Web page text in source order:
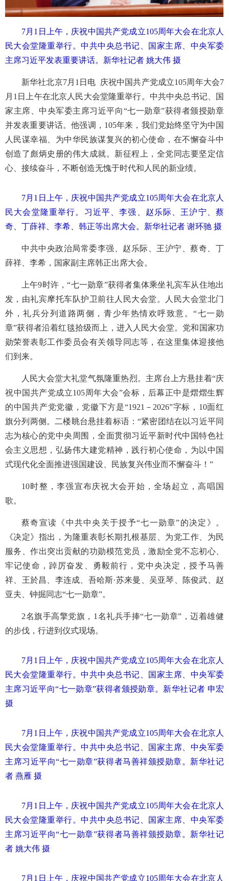
7月1日上午，庆祝中国共产党成立105周年大会在北京人
民大会堂隆重举行。中共中央总书记、国家主席、中央军委
主席习近平发表重要讲话。新华社记者 姚大伟 摄
新华社北京7月1日电 庆祝中国共产党成立105周年大会7
月1日上午在北京人民大会堂隆重举行。中共中央总书记、国
家主席、中央军委主席习近平向“七一勋章”获得者颁授勋章
并发表重要讲话。他强调，105年来，我们党始终坚守为中国
人民谋幸福、为中华民族谋复兴的初心使命，在不懈奋斗中
创造了彪炳史册的伟大成就。新征程上，全党同志要坚定信
心、接续奋斗，不断创造无愧于时代和人民的新业绩。
7月1日上午，庆祝中国共产党成立105周年大会在北京人
民大会堂隆重举行。习近平、李强、赵乐际、王沪宁、蔡
奇、丁薛祥、李希、韩正等出席大会。新华社记者 谢环驰 摄
中共中央政治局常委李强、赵乐际、王沪宁、蔡奇、丁
薛祥、李希，国家副主席韩正出席大会。
上午9时许，“七一勋章”获得者集体乘坐礼宾车从住地出
发，由礼宾摩托车队护卫前往人民大会堂。人民大会堂北门
外，礼兵分列道路两侧，青少年热情欢呼致意。“七一勋
章”获得者沿着红毯拾级而上，进入人民大会堂。党和国家功
勋荣誉表彰工作委员会有关领导同志等，在这里集体迎接他
们到来。
人民大会堂大礼堂气氛隆重热烈。主席台上方悬挂着“庆
祝中国共产党成立105周年大会”会标，后幕正中是熠熠生辉
的中国共产党党徽，党徽下方是“1921－2026”字标，10面红
旗分列两侧。二楼眺台悬挂着标语：“紧密团结在以习近平同
志为核心的党中央周围，全面贯彻习近平新时代中国特色社
会主义思想，弘扬伟大建党精神，践行初心使命，为以中国
式现代化全面推进强国建设、民族复兴伟业而不懈奋斗！”
10时整，李强宣布庆祝大会开始，全场起立，高唱国
歌。
蔡奇宣读《中共中央关于授予“七一勋章”的决定》。
《决定》指出，为隆重表彰长期扎根基层、为党工作、为民
服务、作出突出贡献的功勋模范党员，激励全党不忘初心、
牢记使命，踔厉奋发、勇毅前行，党中央决定，授予马善
祥、王於昌、李连成、吾哈斯·苏来曼、吴亚琴、陈俊武、赵
亚夫、钟掘同志“七一勋章”。
2名旗手高擎党旗，1名礼兵手捧“七一勋章”，迈着雄健
的步伐，行进到仪式现场。
7月1日上午，庆祝中国共产党成立105周年大会在北京人
民大会堂隆重举行。中共中央总书记、国家主席、中央军委
主席习近平向“七一勋章”获得者颁授勋章。新华社记者 申宏
摄
7月1日上午，庆祝中国共产党成立105周年大会在北京人
民大会堂隆重举行。中共中央总书记、国家主席、中央军委
主席习近平向“七一勋章”获得者马善祥颁授勋章。新华社记
者 燕雁 摄
7月1日上午，庆祝中国共产党成立105周年大会在北京人
民大会堂隆重举行。中共中央总书记、国家主席、中央军委
主席习近平向“七一勋章”获得者马善祥颁授勋章。新华社记
者 姚大伟 摄
7月1日上午，庆祝中国共产党成立105周年大会在北京人